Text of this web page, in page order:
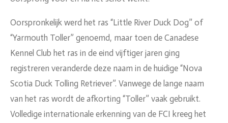
Oorspronkelijk werd het ras “Little River Duck Dog” of
“Yarmouth Toller” genoemd, maar toen de Canadese
Kennel Club het ras in de eind vijftiger jaren ging
registreren veranderde deze naam in de huidige “Nova
Scotia Duck Tolling Retriever”. Vanwege de lange naam
van het ras wordt de afkorting “Toller” vaak gebruikt.
Volledige internationale erkenning van de FCI kreeg het